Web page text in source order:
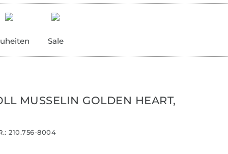
Sale
MUSSELIN GOLDEN HEART,
210.756-8004